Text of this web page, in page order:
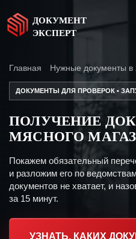
ДОКУМЕНТ
ЭКСПЕРТ
Главная Нужные документы в
ДОКУМЕНТЫ ДЛЯ ПРОВЕРОК •
ПОЛУЧЕНИЕ
МЯСНОГО
Покажем обязательный
и разложим его по
документов не хватает, и
за 15 минут.
УЗНАТЬ, КАКИХ